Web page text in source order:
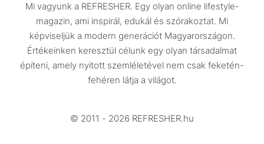
Utazás
Életmód
Design
Beszélgetések
Videó
Mi vagyunk a REFRESHER. Egy olyan online lifestyle-
magazin, ami inspirál, edukál és szórakoztat. Mi
képviseljük a modern generációt Magyarországon.
Értékeinken keresztül célunk egy olyan társadalmat
építeni, amely nyitott szemléletével nem csak feketén-
fehéren látja a világot.
© 2011 - 2026 REFRESHER.hu